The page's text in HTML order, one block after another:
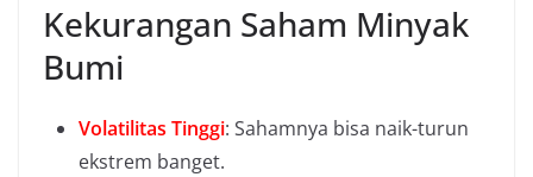
Kekurangan Saham Minyak
Bumi
Volatilitas Tinggi: Sahamnya bisa naik-turun
ekstrem banget.